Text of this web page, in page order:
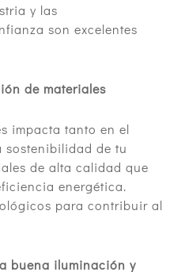
y las
son excelentes
de materiales
impacta tanto en el
sostenibilidad de tu
de alta calidad que
energética.
para contribuir al
buena iluminación y